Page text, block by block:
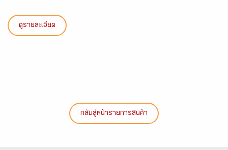
ดูรายละเอียด
กลับสู่หน้ารายการสินค้า